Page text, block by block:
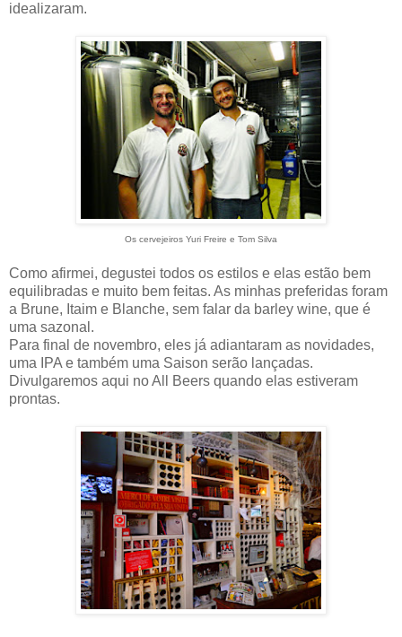
idealizaram.
Os cervejeiros Yuri Freire e Tom Silva
Como afirmei, degustei todos os estilos e elas estão bem
equilibradas e muito bem feitas. As minhas preferidas foram
a Brune, Itaim e Blanche, sem falar da barley wine, que é
uma sazonal.
Para final de novembro, eles já adiantaram as novidades,
uma IPA e também uma Saison serão lançadas.
Divulgaremos aqui no All Beers quando elas estiveram
prontas.